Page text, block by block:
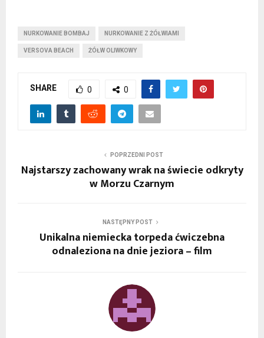
NURKOWANIE BOMBAJ NURKOWANIE Z ŻÓŁWIAMI
VERSOVA BEACH ŻÓŁW OLIWKOWY
SHARE 0 0
POPRZEDNI POST
Najstarszy zachowany wrak na świecie odkryty
w Morzu Czarnym
NASTĘPNY POST
Unikalna niemiecka torpeda ćwiczebna
odnaleziona na dnie jeziora – film